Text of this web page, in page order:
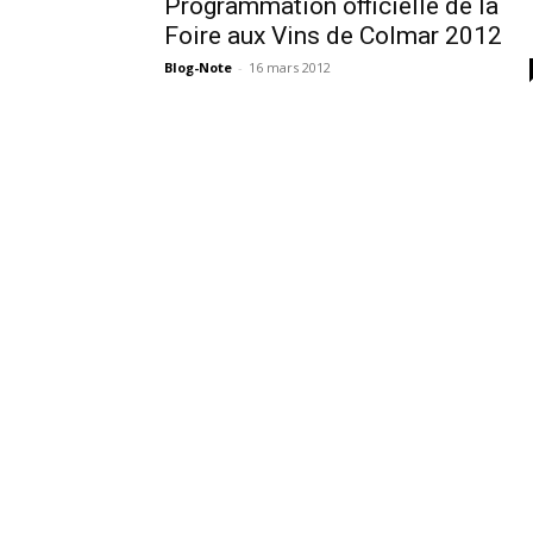
Foire aux Vins de Colmar 2012
Blog-Note - 16 mars 2012